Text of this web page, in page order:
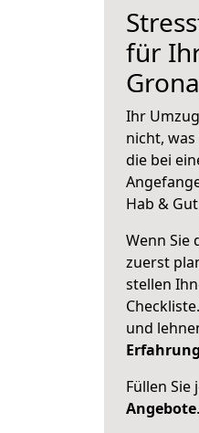
für
Ihr
nicht,
die bei
Hab &
Wenn Sie
zuerst
stellen
Checkliste.
und
Erfahrung
Füllen
Angebote.